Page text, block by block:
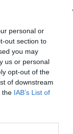
personal or
out section to
you may
us or personal
opt-out of the
of downstream
the IAB’s List of